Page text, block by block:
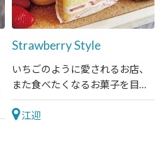
Strawberry Style
いちごのように愛されるお店、
また食べたくなるお菓子を目指
しています。
江迎